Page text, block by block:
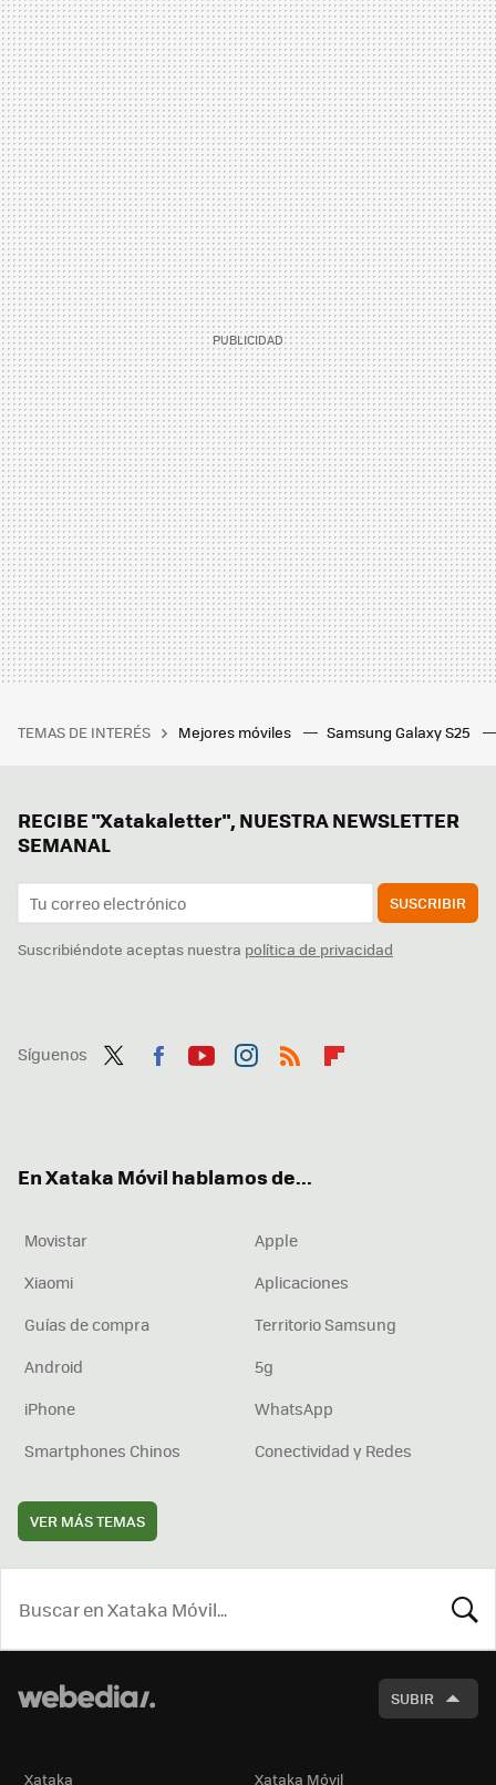
TEMAS DE INTERÉS Mejores móviles Samsung Galaxy S25
RECIBE "Xatakaletter", NUESTRA NEWSLETTER
SEMANAL
SUSCRIBIR
Suscribiéndote aceptas nuestra política de privacidad
Síguenos
En Xataka Móvil hablamos de...
Movistar
Apple
Xiaomi
Aplicaciones
Guías de compra
Territorio Samsung
Android
5g
iPhone
WhatsApp
Smartphones Chinos
Conectividad y Redes
VER MÁS TEMAS
SUBIR
Xataka Xataka Móvil